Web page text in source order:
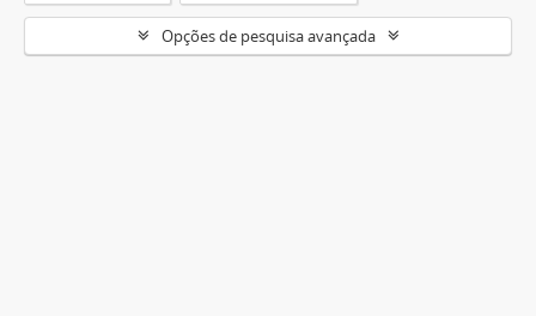
Opções de pesquisa avançada